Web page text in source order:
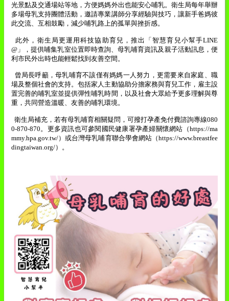
光景點及交通場站等地，方便媽媽外出也能安心哺乳。衛生局每年舉辦
多場母乳支持團體活動，邀請專業講師分享經驗與技巧，讓新手爸媽彼
此交流、互相鼓勵，減少哺乳路上的孤單與挫折感。
此外，衛生局更運用科技協助育兒，推出「智慧育兒小幫手LINE
@ 」，提供哺集乳室位置即時查詢、母乳哺育資訊及親子活動訊息，便
利市民外出時也能輕鬆找到友善空間。
曾局長呼籲，母乳哺育不該僅有媽媽一人努力，更需要來自家庭、職
場及整個社會的支持。包括家人主動協助分擔家務與育兒工作，雇主設
置完善的哺乳室並提供彈性哺乳時間，以及社會大眾給予更多理解與尊
重，共同營造溫暖、友善的哺乳環境。
衛生局補充，若有母乳哺育相關疑問，可撥打孕產免付費諮詢專線080
0-870-870 。更多資訊也可參閱國民健康署孕產婦關懷網站（https://ma
mmy.hpa.gov.tw/）或台灣母乳哺育聯合學會網站（https://www.breastfee
dingtaiwan.org/）。